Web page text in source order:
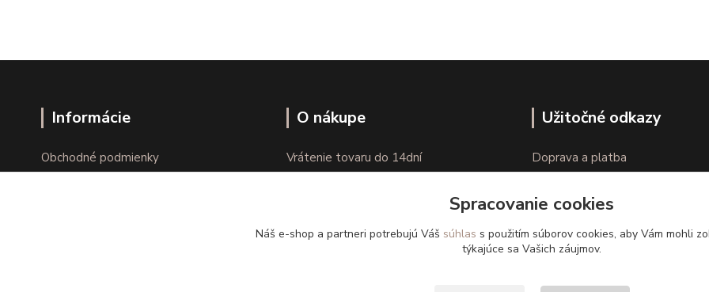
Informácie
Obchodné podmienky
O nákupe
Vrátenie tovaru do 14dní
Užitočné odkazy
Doprava a platba
Spracovanie cookies
Náš e-shop a partneri potrebujú Váš súhlas s použitím súborov cookies, aby Vám mohli
týkajúce sa Vašich záujmov.